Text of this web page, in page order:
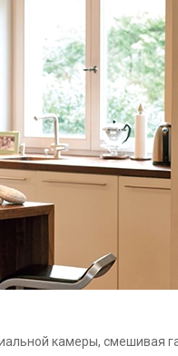
камеры, смешивая